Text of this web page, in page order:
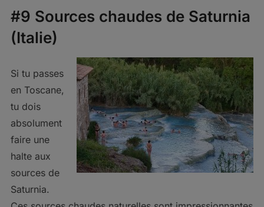
#9 Sources chaudes de Saturnia
(Italie)
Si tu passes
en Toscane,
tu dois
absolument
faire une
halte aux
sources de
Saturnia.